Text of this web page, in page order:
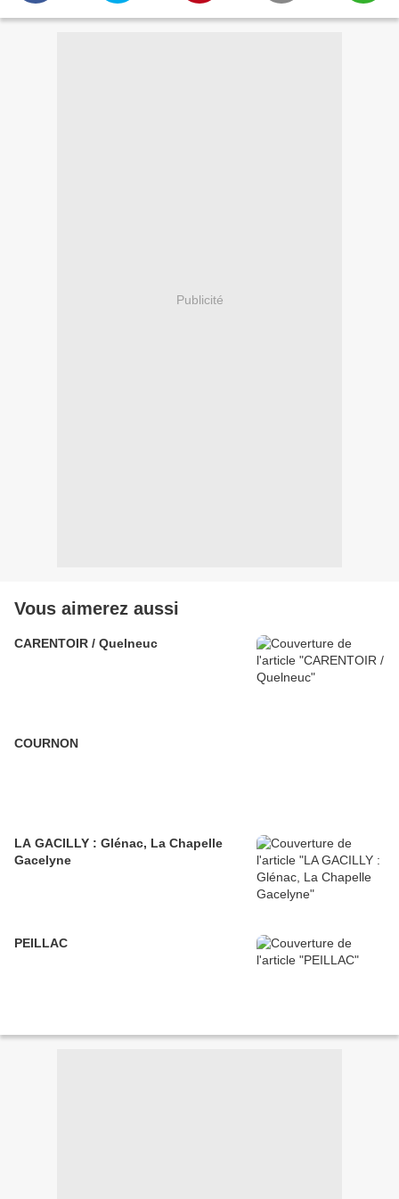
Publicité
Vous aimerez aussi
CARENTOIR / Quelneuc
COURNON
LA GACILLY : Glénac, La Chapelle
Gacelyne
PEILLAC